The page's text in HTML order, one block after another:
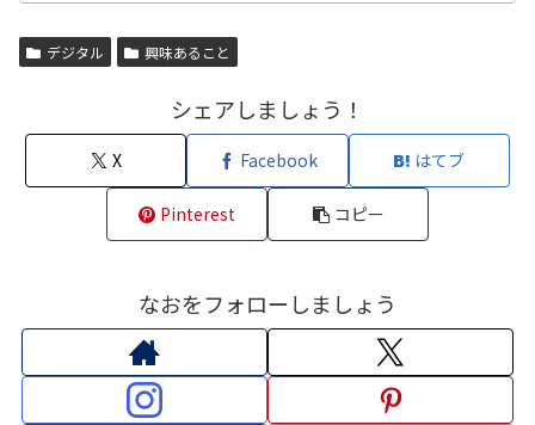
デジタル 興味あること
シェアしましょう！
X Facebook はてブ
Pinterest コピー
なおをフォローしましょう